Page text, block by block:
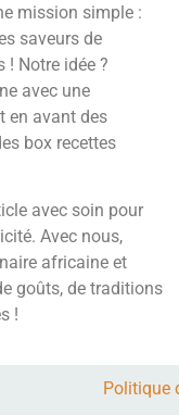
mission simple :
saveurs de
! Notre idée ?
avec une
en avant des
box recettes
avec soin pour
Avec nous,
africaine et
goûts, de traditions
!
Politique